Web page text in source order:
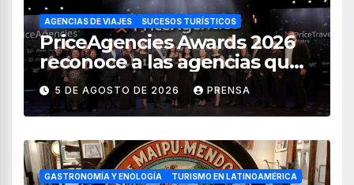
AGENCIAS DE VIAJES SUCESOS TURÍSTICOS
PriceAgencies Awards 2026
reconoce a las agencias que
impulsan el crecimiento del
turismo en México
5 DE AGOSTO DE 2026 PRENSA
GASTRONOMÍA Y ENOLOGÍA TURISMO EN LATINOAMÉRICA